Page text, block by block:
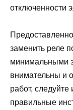
отключенности
заменить реле
минимальными
внимательны и
работ, следуйте
правильные